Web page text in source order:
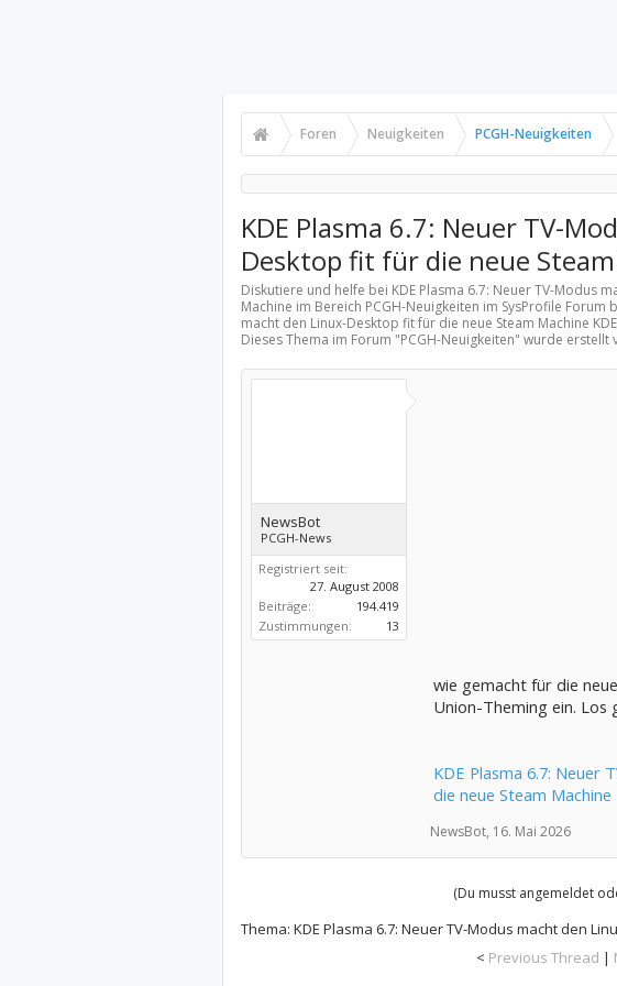
Foren Neuigkeiten PCGH-Neuigkeiten
KDE Plasma 6.7: Neuer TV-
Desktop fit für die neue
Diskutiere und helfe bei KDE Plasma 6.7: Neuer TV-Modus
Machine im Bereich PCGH-Neuigkeiten im SysProfile Forum
macht den Linux-Desktop fit für die neue Steam Machine
Dieses Thema im Forum "PCGH-Neuigkeiten" wurde erstellt
NewsBot
PCGH-News
Registriert seit:
27. August 2008
Beiträge:
194.419
Zustimmungen:
13
wie gemacht für die
Union-Theming ein. Los
KDE Plasma 6.7:
die neue Steam Machine
NewsBot, 16. Mai 2026
(Du musst angemeldet
Thema: KDE Plasma 6.7: Neuer TV-Modus macht den
< Previous Thread |